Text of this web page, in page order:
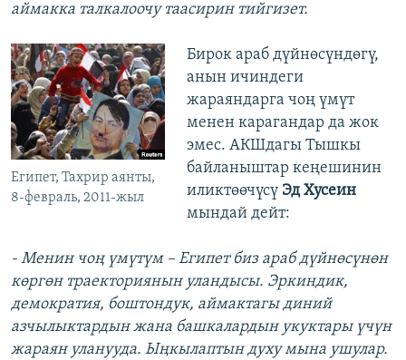
аймакка талкалоочу таасирин тийгизет.
Египет, Тахрир аянты,
8-февраль, 2011-жыл
Бирок араб дүйнөсүндөгү,
анын ичиндеги
жараяндарга чоң үмүт
менен карагандар да жок
эмес. АКШдагы Тышкы
байланыштар кеңешинин
иликтөөчүсү Эд Хусеин
мындай дейт:
- Менин чоң үмүтүм – Египет биз араб дүйнөсүнөн
көргөн траекториянын уландысы. Эркиндик,
демократия, боштондук, аймактагы диний
азчылыктардын жана башкалардын укуктары үчүн
жараян уланууда. Ыңкылаптын духу мына ушулар.